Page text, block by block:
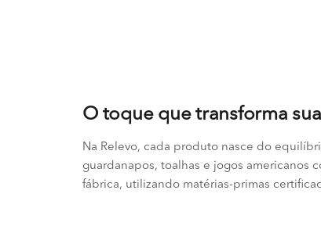
O toque que transforma
Na Relevo, cada produto nasce do
guardanapos, toalhas e jogos americanos
fábrica, utilizando matérias-primas